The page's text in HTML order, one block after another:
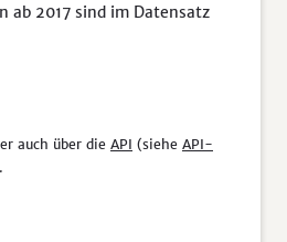
ab 2017 sind im Datensatz
auch über die API (siehe API-